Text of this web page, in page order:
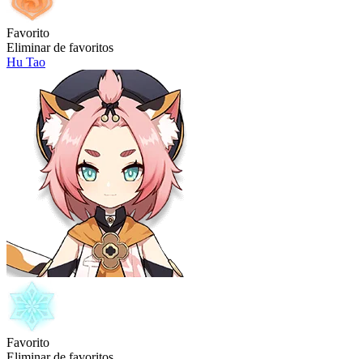
Favorito
Eliminar de favoritos
Hu Tao
Favorito